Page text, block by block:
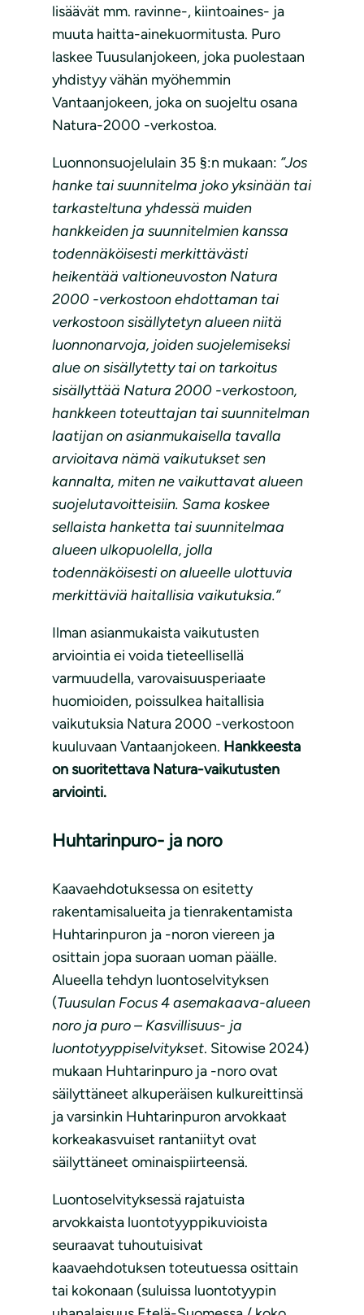
lisäävät mm. ravinne-, kiintoaines- ja
muuta haitta-ainekuormitusta. Puro
laskee Tuusulanjokeen, joka puolestaan
yhdistyy vähän myöhemmin
Vantaanjokeen, joka on suojeltu osana
Natura-2000 -verkostoa.
Luonnonsuojelulain 35 §:n mukaan: ”Jos
hanke tai suunnitelma joko yksinään tai
tarkasteltuna yhdessä muiden
hankkeiden ja suunnitelmien kanssa
todennäköisesti merkittävästi
heikentää valtioneuvoston Natura
2000 -verkostoon ehdottaman tai
verkostoon sisällytetyn alueen niitä
luonnonarvoja, joiden suojelemiseksi
alue on sisällytetty tai on tarkoitus
sisällyttää Natura 2000 -verkostoon,
hankkeen toteuttajan tai suunnitelman
laatijan on asianmukaisella tavalla
arvioitava nämä vaikutukset sen
kannalta, miten ne vaikuttavat alueen
suojelutavoitteisiin. Sama koskee
sellaista hanketta tai suunnitelmaa
alueen ulkopuolella, jolla
todennäköisesti on alueelle ulottuvia
merkittäviä haitallisia vaikutuksia.”
Ilman asianmukaista vaikutusten
arviointia ei voida tieteellisellä
varmuudella, varovaisuusperiaate
huomioiden, poissulkea haitallisia
vaikutuksia Natura 2000 -verkostoon
kuuluvaan Vantaanjokeen. Hankkeesta
on suoritettava Natura-vaikutusten
arviointi.
Huhtarinpuro- ja noro
Kaavaehdotuksessa on esitetty
rakentamisalueita ja tienrakentamista
Huhtarinpuron ja -noron viereen ja
osittain jopa suoraan uoman päälle.
Alueella tehdyn luontoselvityksen
(Tuusulan Focus 4 asemakaava-alueen
noro ja puro – Kasvillisuus- ja
luontotyyppiselvitykset. Sitowise 2024)
mukaan Huhtarinpuro ja -noro ovat
säilyttäneet alkuperäisen kulkureittinsä
ja varsinkin Huhtarinpuron arvokkaat
korkeakasvuiset rantaniityt ovat
säilyttäneet ominaispiirteensä.
Luontoselvityksessä rajatuista
arvokkaista luontotyyppikuvioista
seuraavat tuhoutuisivat
kaavaehdotuksen toteutuessa osittain
tai kokonaan (suluissa luontotyypin